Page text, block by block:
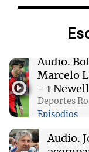
Colombia
militar
00:11 Clima
Clima en
lunes 10 de
Audio.
Marcelo
- 1
Deportes
Episodios
Audio.